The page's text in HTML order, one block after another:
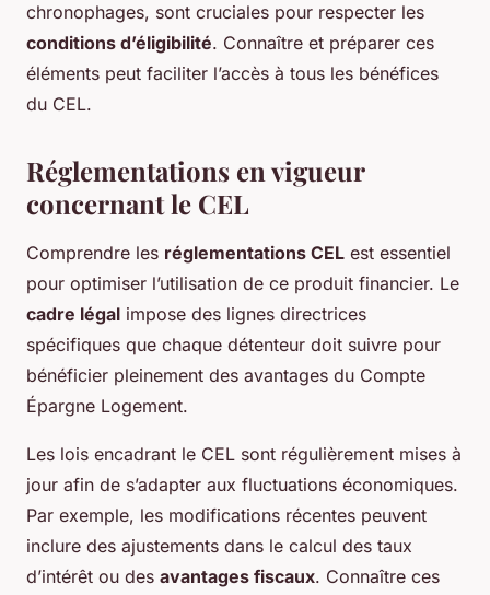
chronophages, sont cruciales pour respecter les
conditions d’éligibilité. Connaître et préparer ces
éléments peut faciliter l’accès à tous les bénéfices
du CEL.
Réglementations en vigueur
concernant le CEL
Comprendre les réglementations CEL est essentiel
pour optimiser l’utilisation de ce produit financier. Le
cadre légal impose des lignes directrices
spécifiques que chaque détenteur doit suivre pour
bénéficier pleinement des avantages du Compte
Épargne Logement.
Les lois encadrant le CEL sont régulièrement mises à
jour afin de s’adapter aux fluctuations économiques.
Par exemple, les modifications récentes peuvent
inclure des ajustements dans le calcul des taux
d’intérêt ou des avantages fiscaux. Connaître ces